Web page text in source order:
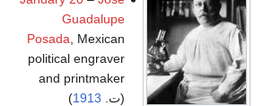
Guadalupe
Posada , Mexican
political engraver
and printmaker
(ت. 1913
)